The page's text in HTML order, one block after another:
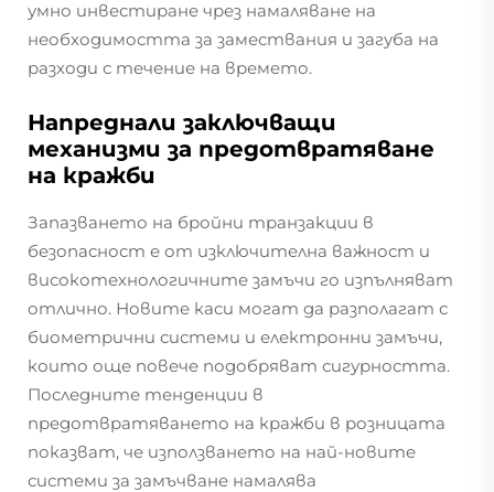
умно инвестиране чрез намаляване на
необходимостта за замествания и загуба на
разходи с течение на времето.
Напреднали заключващи
механизми за предотвратяване
на кражби
Запазването на бройни транзакции в
безопасност е от изключителна важност и
високотехнологичните замъчи го изпълняват
отлично. Новите каси могат да разполагат с
биометрични системи и електронни замъчи,
които още повече подобряват сигурността.
Последните тенденции в
предотвратяването на кражби в розницата
показват, че използването на най-новите
системи за замъчване намалява